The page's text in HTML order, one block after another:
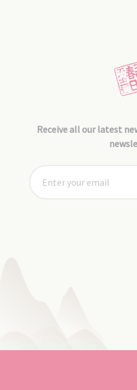
Receive all our latest